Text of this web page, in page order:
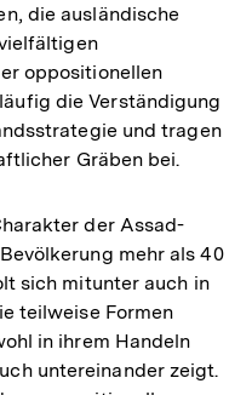
die ausländische
oppositionellen
die Verständigung
und tragen
Gräben bei.
der Assad-
mehr als 40
sich mitunter auch in
teilweise Formen
in ihrem Handeln
untereinander zeigt.